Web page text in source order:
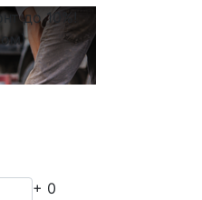
до 10%!
+ 0